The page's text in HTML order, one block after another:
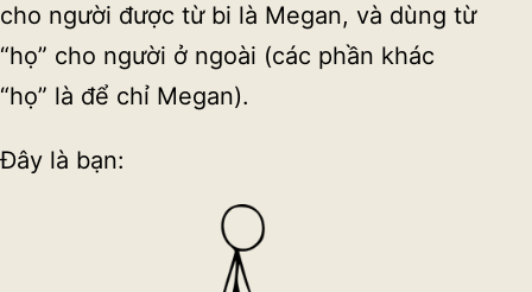
cho người được từ bi là Megan, và dùng từ
“họ” cho người ở ngoài (các phần khác
“họ” là để chỉ Megan).
Đây là bạn: